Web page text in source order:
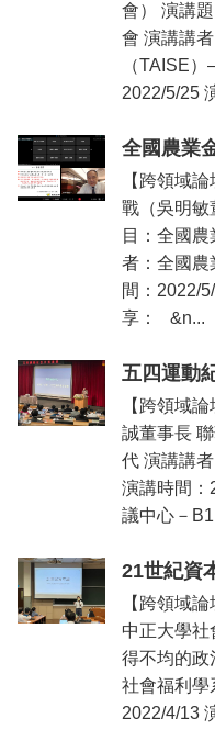
會） 演講
會 演講講
（TAISE
2022/5/25
全國農業
【跨領域
戰（吳明敏
目：全國
者：全國
間：2022/
享： &n...
五四運動
【跨領域
誠董事長
代 演講講
演講時間：
議中心－
21世紀資
【跨領域
中正大學
得不均的政
社會福利學
2022/4/13